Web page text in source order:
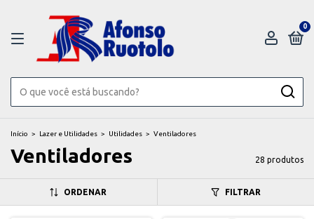
0
Início > Lazer e Utilidades > Utilidades > Ventiladores
Ventiladores 28 produtos
ORDENAR FILTRAR